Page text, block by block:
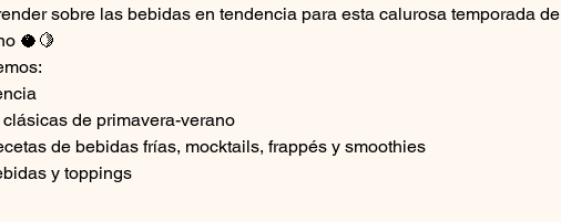
sobre las bebidas en tendencia para esta calurosa temporada de
🥥🍋
de primavera-verano
de bebidas frías, mocktails, frappés y smoothies
y toppings